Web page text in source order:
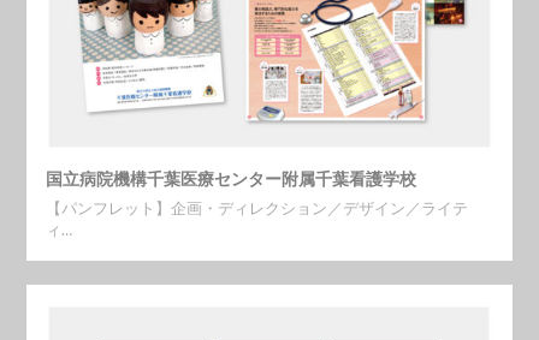
国立病院機構千葉医療センター附属千葉看護学校
【パンフレット】企画・ディレクション／デザイン／ライテ
ィ…